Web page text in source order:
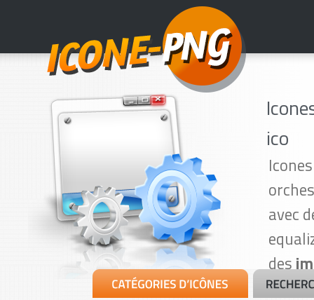
ico
avec
des